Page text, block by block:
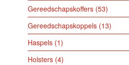
Gereedschapskoffers 53
Gereedschapskoppels 13
Haspels 1
Holsters 4